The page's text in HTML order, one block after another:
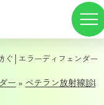
ぐ│エラーディフェンダー
ー » ベテラン放射線診